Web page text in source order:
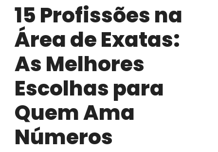
15 Profissões na
Área de Exatas:
As Melhores
Escolhas para
Quem Ama
Números